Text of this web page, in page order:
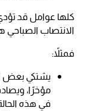
كلها عوامل قد
الانتصاب الصباحي
فمثلاً:
يشتكي بعض
مؤخرًا،
في هذه